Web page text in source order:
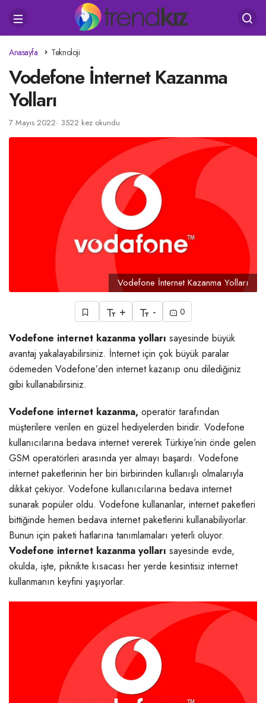
Anasayfa Teknoloji
Vodefone İnternet Kazanma
Yolları
7 Mayıs 2022 3522 kez okundu
Vodefone İnternet Kazanma Yolları
+ - 0
Vodefone internet kazanma yolları sayesinde büyük
avantaj yakalayabilirsiniz. İnternet için çok büyük paralar
ödemeden Vodefone’den internet kazanıp onu dilediğiniz
gibi kullanabilirsiniz.
Vodefone internet kazanma, operatör tarafından
müşterilere verilen en güzel hediyelerden biridir. Vodefone
kullanıcılarına bedava internet vererek Türkiye’nin önde gelen
GSM operatörleri arasında yer almayı başardı. Vodefone
internet paketlerinin her biri birbirinden kullanışlı olmalarıyla
dikkat çekiyor. Vodefone kullanıcılarına bedava internet
sunarak popüler oldu. Vodefone kullananlar, internet paketleri
bittiğinde hemen bedava internet paketlerini kullanabiliyorlar.
Bunun için paketi hatlarına tanımlamaları yeterli oluyor.
Vodefone internet kazanma yolları sayesinde evde,
okulda, işte, piknikte kısacası her yerde kesintisiz internet
kullanmanın keyfini yaşıyorlar.